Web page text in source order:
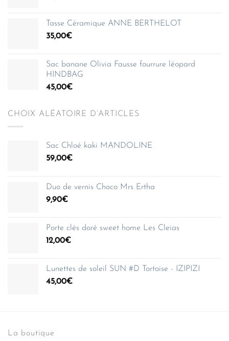
Tasse Céramique ANNE BERTHELOT
35,00€
Sac banane Olivia Fausse fourrure léopard
HINDBAG
45,00€
CHOIX ALÉATOIRE D’ARTICLES
Sac Chloé kaki MANDOLINE
59,00€
Duo de vernis Choco Mrs Ertha
9,90€
Porte clés doré sweet home Les Cleias
12,00€
Lunettes de soleil SUN #D Tortoise - IZIPIZI
45,00€
La boutique